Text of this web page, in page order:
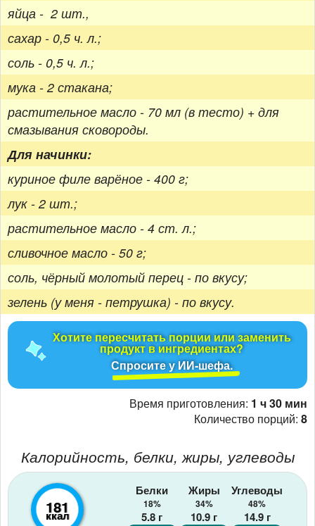
яйца - 2 шт.,
сахар - 0,5 ч. л.;
соль - 0,5 ч. л.;
мука - 2 стакана;
растительное масло - 70 мл (в тесто) + для
смазывания сковороды.
Для начинки:
куриное филе варёное - 400 г;
лук - 2 шт.;
растительное масло - 4 ст. л.;
сливочное масло - 50 г;
соль, чёрный молотый перец - по вкусу;
зелень (у меня - петрушка) - по вкусу.
Хотите пересчитать порции или заменить
продукт в ингредиентах?
Спросите у ИИ-шефа.
Время приготовления: 1 ч 30 мин
Количество порций: 8
Калорийность, белки, жиры, углеводы
181
ккал
Белки
18%
5.8 г
Жиры
34%
10.9 г
Углеводы
48%
14.9г